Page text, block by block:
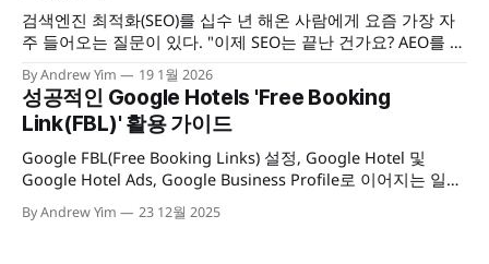
검색엔진 최적화(SEO)를 십수 년 해온 사람에게 요즘 가장 자
주 들어오는 질문이 있다. "이제 SEO는 끝난 건가요? AEO를 해
야 하나요?" 이 질문이 재미있는 건, 구조가 익숙하기 때문이
다. 10년 전에도 "SEO는 죽었나요?"라는 질문을 받았다. 5년
전에도. 그리고 지금도. 매번 새로운 이름표만 바뀔 뿐, 질문의
뼈대는
By Andrew Yim 19 1월 2026
성공적인 Google Hotels 'Free Booking
Link(FBL)' 활용 가이드
Google FBL(Free Booking Links) 설정, Google Hotel 및
Google Hotel Ads, Google Business Profile로 이어지는 일련
의 통합 관리 체계(Governance) 구축 및 필수 기술 요건 점검
By Andrew Yim 23 12월 2025